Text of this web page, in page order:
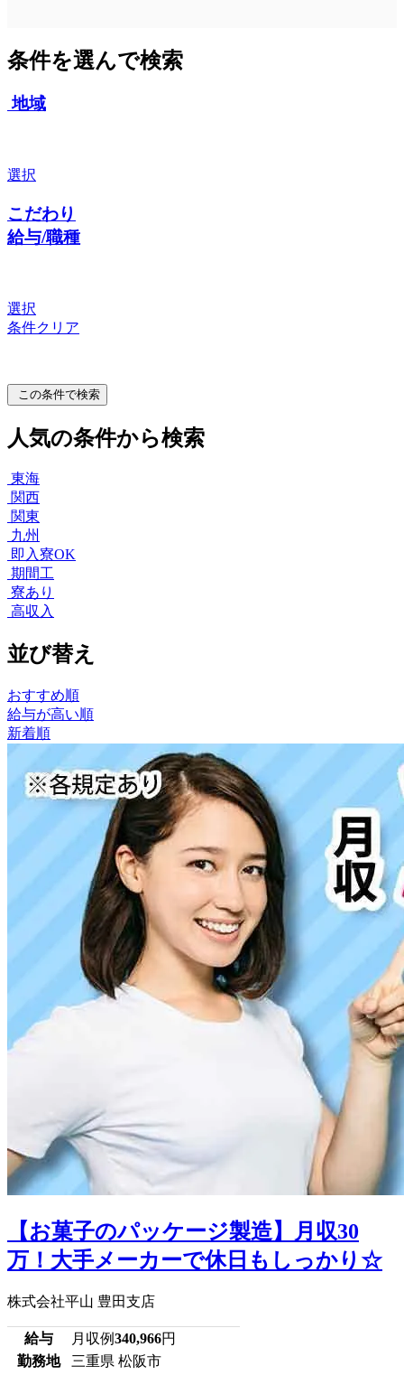
条件を選んで検索
地域
選択
こだわり
給与/職種
選択
条件クリア
この条件で検索
人気の条件から検索
東海
関西
関東
九州
即入寮OK
期間工
寮あり
高収入
並び替え
おすすめ順
給与が高い順
新着順
【お菓子のパッケージ製造】月収30
万！大手メーカーで休日もしっかり☆
株式会社平山 豊田支店
給与 月収例340,966円
勤務地
三重県 松阪市